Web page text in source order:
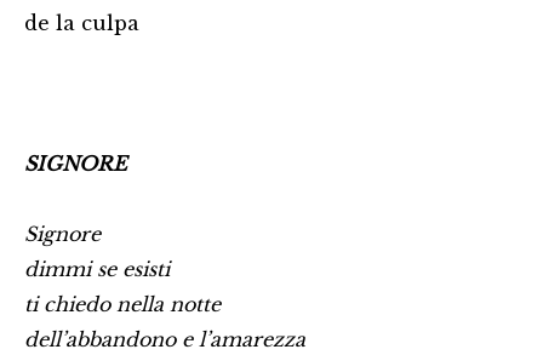
de la culpa
SIGNORE
Signore
dimmi se esisti
ti chiedo nella notte
dell’abbandono e l’amarezza